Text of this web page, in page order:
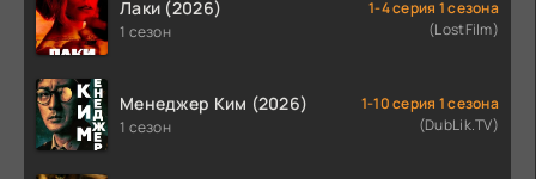
Лаки (2026)
1 сезон
1-4 серия 1 сезона
(LostFilm)
Менеджер Ким (2026)
1 сезон
1-10 серия 1 сезона
(DubLik.TV)